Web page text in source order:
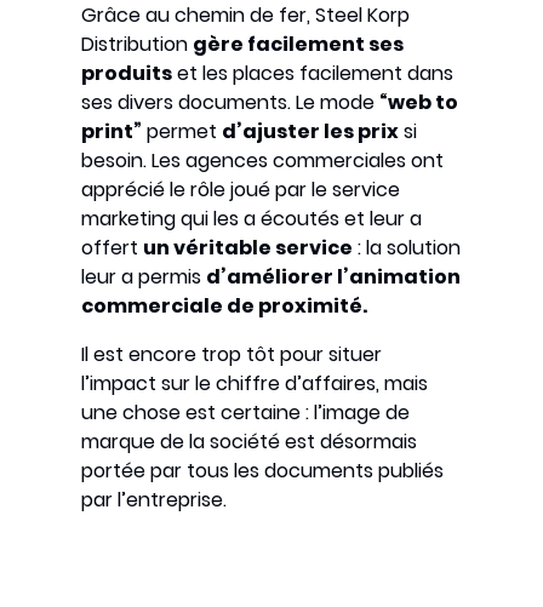
Grâce au chemin de fer, Steel Korp
Distribution gère facilement ses
produitset les places facilement dans
ses divers documents. Le mode “web to
print” permet d’ajuster les prixsi
besoin. Les agences commerciales ont
apprécié le rôle joué par le service
marketing qui les a écoutés et leur a
offert un véritable service : la solution
leur a permis d’améliorer l’animation
commerciale de proximité.
Il est encore trop tôt pour situer
l’impact sur le chiffre d’affaires, mais
une chose est certaine : l’image de
marque de la société est désormais
portée par tous les documents publiés
par l’entreprise.